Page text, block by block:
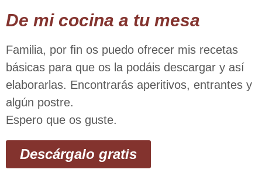
De mi cocina a tu mesa
Familia, por ﬁn os puedo ofrecer mis recetas
básicas para que os la podáis descargar y así
elaborarlas. Encontrarás aperitivos, entrantes y
algún postre.
Espero que os guste.
Descárgalo gratis